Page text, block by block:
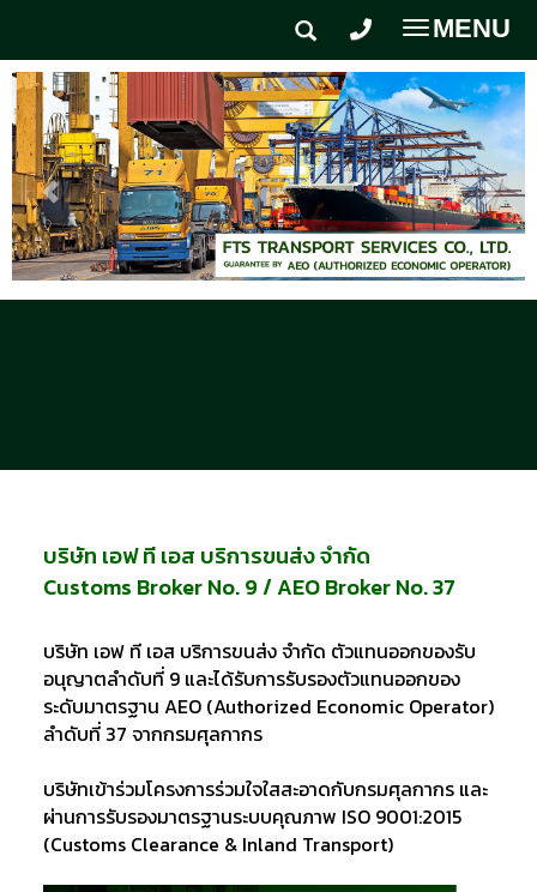
Toggle
MENU
บริษัท เอฟ ที เอส บริการขนส่ง จำกัด
Customs Broker No. 9 / AEO Broker No. 37
บริษัท เอฟ ที เอส บริการขนส่ง จำกัด ตัวแทนออกของรับ
อนุญาตลำดับที่ 9 และได้รับการรับรองตัวแทนออกของ
ระดับมาตรฐาน AEO (Authorized Economic Operator)
ลำดับที่ 37 จากกรมศุลกากร
บริษัทเข้าร่วมโครงการร่วมใจใสสะอาดกับกรมศุลกากร และ
ผ่านการรับรองมาตรฐานระบบคุณภาพ ISO 9001:2015
(Customs Clearance & Inland Transport)